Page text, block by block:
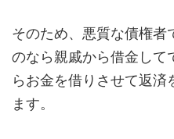
そのため、悪質な債権者
のなら親戚から借金して
らお金を借りさせて返済
ます。